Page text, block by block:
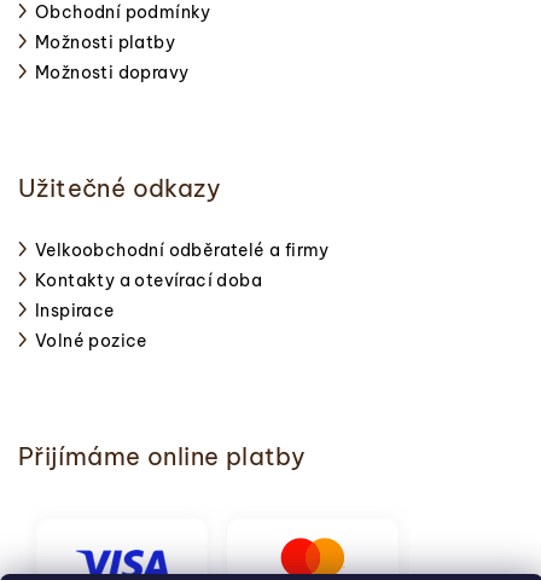
Obchodní podmínky
Možnosti platby
Možnosti dopravy
Užitečné odkazy
Velkoobchodní odběratelé a firmy
Kontakty a otevírací doba
Inspirace
Volné pozice
Přijímáme online platby